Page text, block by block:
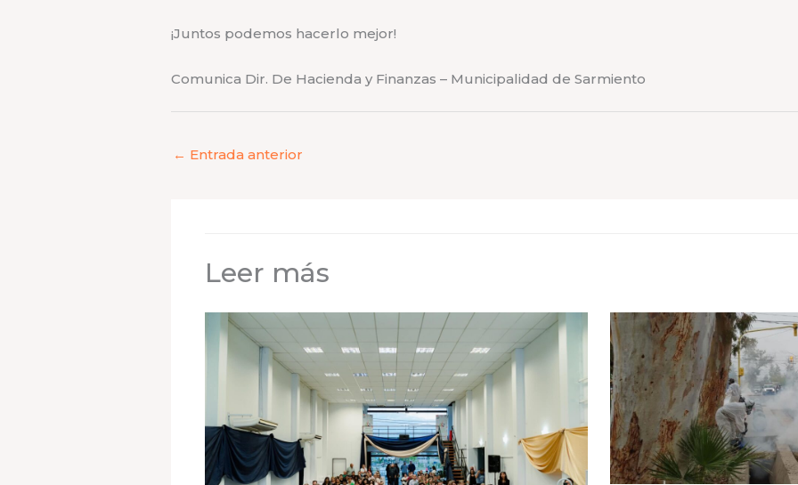
¡Juntos podemos hacerlo mejor!
Comunica Dir. De Hacienda y Finanzas – Municipalidad de Sarmiento
← Entrada anterior
Leer más